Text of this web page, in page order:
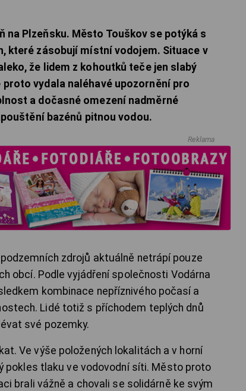
na Plzeňsku. Město Touškov se potýká s
které zásobují místní vodojem. Situace v
že lidem z kohoutků teče jen slabý
proto vydala naléhavé upozornění pro
a dočasné omezení nadměrné
bazénů pitnou vodou.
Reklama
zdrojů aktuálně netrápí pouze
obcí. Podle vyjádření společnosti Vodárna
kombinace nepříznivého počasí a
Lidé totiž s příchodem teplých dnů
své pozemky.
Ve výše položených lokalitách a v horní
pokles tlaku ve vodovodní síti. Město proto
brali vážně a chovali se solidárně ke svým